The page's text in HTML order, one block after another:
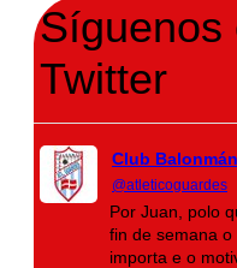
Síguenos
Twitter
Club
@atleticoguardes
Por Juan, polo
fin de semana
importa e o